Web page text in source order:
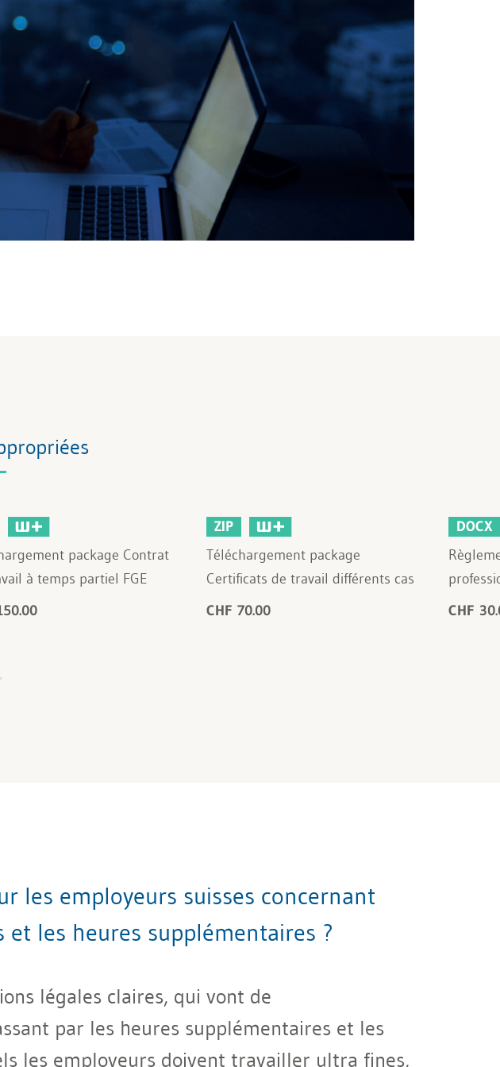
package Contrat
à temps partiel FGE
ZIP
Téléchargement package
Certificats de travail différents cas
CHF 70.00
DOCX
CHF
les employeurs suisses concernant
les heures supplémentaires ?
légales claires, qui vont de
par les heures supplémentaires et les
les employeurs doivent travailler ultra fines,